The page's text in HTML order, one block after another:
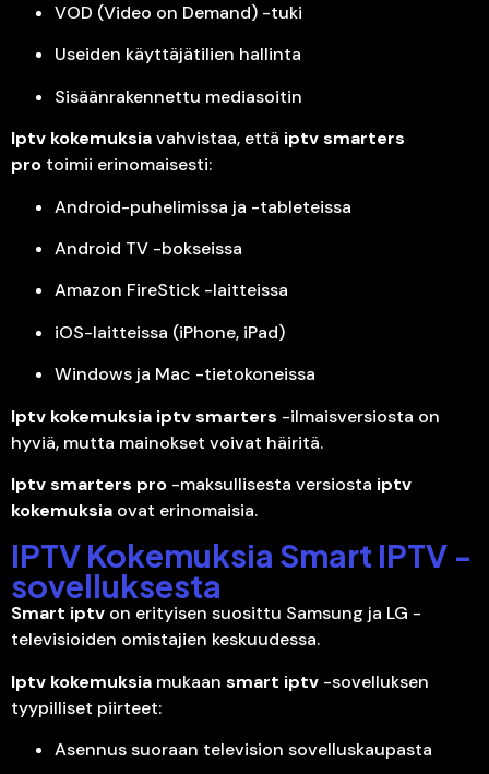
VOD (Video on Demand) -tuki
Useiden käyttäjätilien hallinta
Sisäänrakennettu mediasoitin
Iptv kokemuksiavahvistaa, että iptv smarters
pro toimii erinomaisesti:
Android-puhelimissa ja -tableteissa
Android TV -bokseissa
Amazon FireStick -laitteissa
iOS-laitteissa (iPhone, iPad)
Windows ja Mac -tietokoneissa
Iptv kokemuksia iptv smarters -ilmaisversiosta on
hyviä, mutta mainokset voivat häiritä.
Iptv smarters pro -maksullisesta versiosta iptv
kokemuksia ovat erinomaisia.
IPTV Kokemuksia Smart IPTV -
sovelluksesta
Smart iptv on erityisen suosittu Samsung ja LG -
televisioiden omistajien keskuudessa.
Iptv kokemuksia mukaan smart iptv -sovelluksen
tyypilliset piirteet:
Asennus suoraan television sovelluskaupasta